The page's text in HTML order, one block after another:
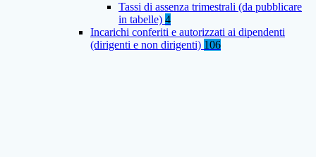
Tassi di assenza trimestrali (da pubblicare
in tabelle) 4
Incarichi conferiti e autorizzati ai dipendenti
(dirigenti e non dirigenti) 106